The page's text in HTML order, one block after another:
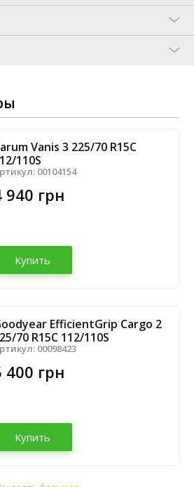
Vanis 3 225/70 R15C
110S
00104154
940 грн
Купить
EfficientGrip Cargo 2
70 R15C 112/110S
00098423
400 грн
Купить